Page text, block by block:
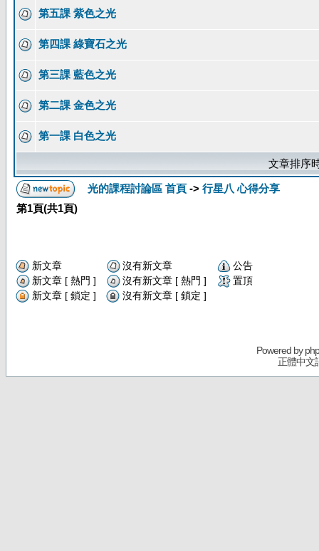
第五課 紫色之光
第四課 綠寶石之光
第三課 藍色之光
第二課 金色之光
第一課 白色之光
文章排序
光的課程討論區 首頁 -> 行星八 心得分享
第1頁(共1頁)
新文章 沒有新文章
公告
新文章 [ 熱門 ]
沒有新文章 [ 熱門 ]
置頂
新文章 [ 鎖定 ]
沒有新文章 [ 鎖定 ]
Powered by
正體中文